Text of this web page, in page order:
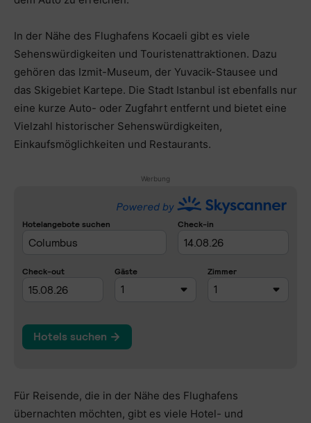
In der Nähe des Flughafens Kocaeli gibt es viele
Sehenswürdigkeiten und Touristenattraktionen. Dazu
gehören das Izmit-Museum, der Yuvacik-Stausee und
das Skigebiet Kartepe. Die Stadt Istanbul ist ebenfalls nur
eine kurze Auto- oder Zugfahrt entfernt und bietet eine
Vielzahl historischer Sehenswürdigkeiten,
Einkaufsmöglichkeiten und Restaurants.
Werbung
Für Reisende, die in der Nähe des Flughafens
übernachten möchten, gibt es viele Hotel- und